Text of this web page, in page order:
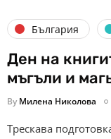
България
Ден на
мъгъли и
By Милена Николова
Трескава